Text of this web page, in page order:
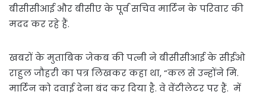
बीसीसीआई और बीसीए के पूर्व सचिव मार्टिन के परिवार की
मदद कर रहे हैं.
खबरों के मुताबिक जेकब की पत्नी ने बीसीसीआई के सीईओ
राहुल जौहरी का पत्र लिखकर कहा था, “कल से उन्होंने मि.
मार्टिन को दवाई देना बंद कर दिया है. वे वेंटीलेटर पर हैं. में